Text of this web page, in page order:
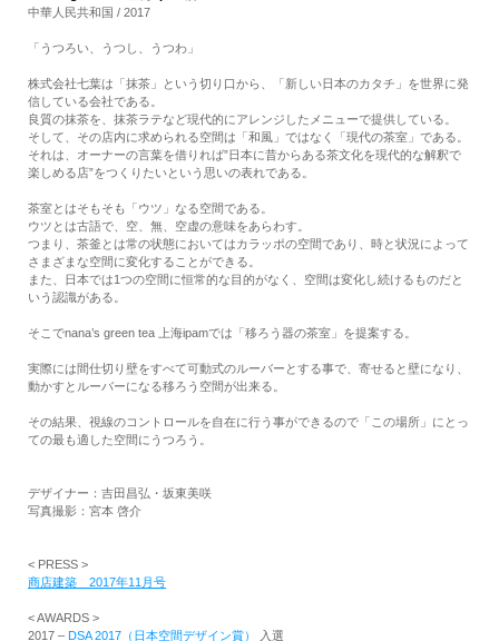
中華人民共和国 / 2017
「うつろい、うつし、うつわ」
株式会社七葉は「抹茶」という切り口から、「新しい日本のカタチ」を世界に発
信している会社である。
良質の抹茶を、抹茶ラテなど現代的にアレンジしたメニューで提供している。
そして、その店内に求められる空間は「和風」ではなく「現代の茶室」である。
それは、オーナーの言葉を借りれば”日本に昔からある茶文化を現代的な解釈で
楽しめる店”をつくりたいという思いの表れである。
茶室とはそもそも「ウツ」なる空間である。
ウツとは古語で、空、無、空虚の意味をあらわす。
つまり、茶釜とは常の状態においてはカラッポの空間であり、時と状況によって
さまざまな空間に変化することができる。
また、日本では1つの空間に恒常的な目的がなく、空間は変化し続けるものだと
いう認識がある。
そこでnana’s green tea 上海ipamでは「移ろう器の茶室」を提案する。
実際には間仕切り壁をすべて可動式のルーバーとする事で、寄せると壁になり、
動かすとルーバーになる移ろう空間が出来る。
その結果、視線のコントロールを自在に行う事ができるので「この場所」にとっ
ての最も適した空間にうつろう。
デザイナー：吉田昌弘・坂東美咲
写真撮影：宮本 啓介
< PRESS >
商店建築 2017年11月号
< AWARDS >
2017 – DSA 2017（日本空間デザイン賞） 入選